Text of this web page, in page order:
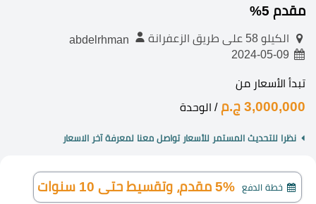
مقدم 5%
الكيلو 58 على طريق الزعفرانة
تبدأ الأسعار من
3,000,000 ج.م / الوحدة
نظرا للتحديث المستمر للأسعار تواصل معنا لمعرفة آخر الاسعار
خطة الدفع 5% مقدم، وتقسيط حتى 10 سنوات